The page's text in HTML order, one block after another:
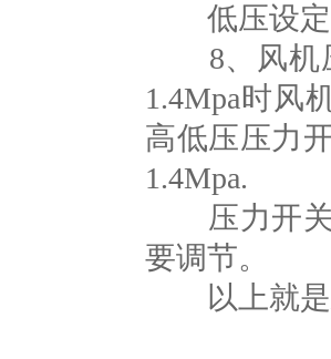
低压设定
8、风机压
1.4Mpa时风
高低压压力
1.4Mpa.
压力开关
要调节。
以上就是